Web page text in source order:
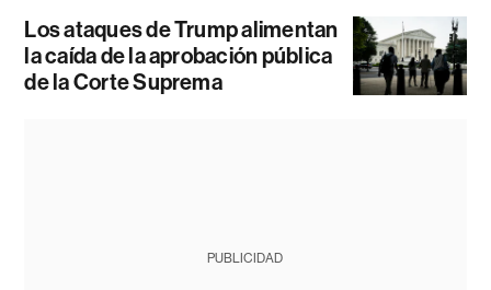
Los ataques de Trump alimentan
la caída de la aprobación pública
de la Corte Suprema
PUBLICIDAD